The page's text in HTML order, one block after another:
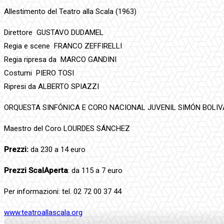
Allestimento del Teatro alla Scala (1963)
Direttore GUSTAVO DUDAMEL
Regia e scene FRANCO ZEFFIRELLI
Regia ripresa da MARCO GANDINI
Costumi PIERO TOSI
Ripresi da ALBERTO SPIAZZI
ORQUESTA SINFÓNICA E CORO NACIONAL JUVENIL SIMÓN
Maestro del Coro LOURDES SÁNCHEZ
Prezzi: da 230 a 14 euro
Prezzi ScalAperta: da 115 a 7 euro
Per informazioni: tel. 02 72 00 37 44
www.teatroallascala.org